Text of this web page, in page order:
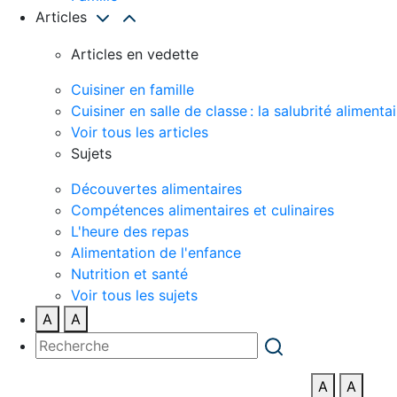
Articles
Articles en vedette
Cuisiner en famille
Cuisiner en salle de classe : la salubrité
Voir tous les articles
Sujets
Découvertes alimentaires
Compétences alimentaires et culinaires
L'heure des repas
Alimentation de l'enfance
Nutrition et santé
Voir tous les sujets
A
A
A A